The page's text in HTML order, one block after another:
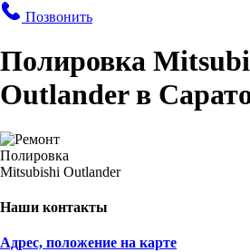
Позвонить
Полировка
Outlander в
Наши контакты
Адрес, положение на карте